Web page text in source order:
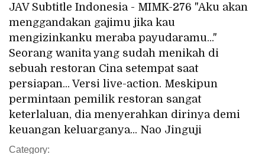
JAV Subtitle Indonesia - MIMK-276 "Aku akan
menggandakan gajimu jika kau
mengizinkanku meraba payudaramu..."
Seorang wanita yang sudah menikah di
sebuah restoran Cina setempat saat
persiapan... Versi live-action. Meskipun
permintaan pemilik restoran sangat
keterlaluan, dia menyerahkan dirinya demi
keuangan keluarganya... Nao Jinguji
Category: